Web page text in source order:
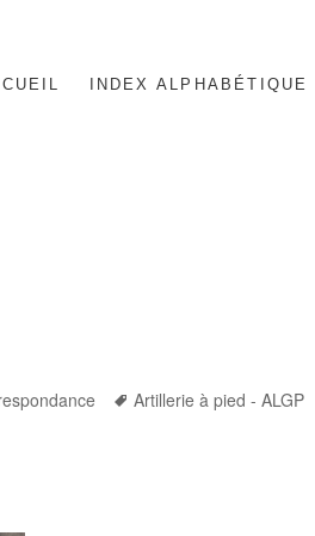
INDEX ALPHABÉTIQUE
Tags
Artillerie à pied - ALGP